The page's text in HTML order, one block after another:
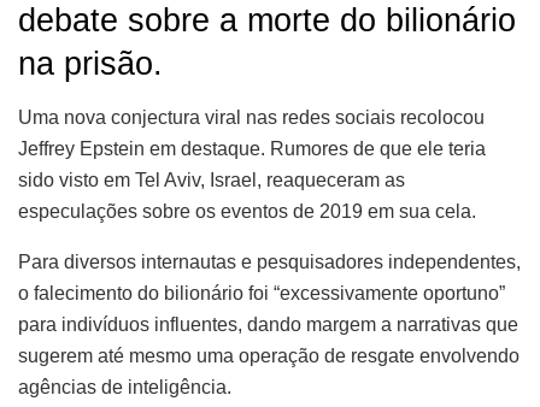
debate sobre a morte do bilionário
na prisão.
Uma nova conjectura viral nas redes sociais recolocou
Jeffrey Epstein em destaque. Rumores de que ele teria
sido visto em Tel Aviv, Israel, reaqueceram as
especulações sobre os eventos de 2019 em sua cela.
Para diversos internautas e pesquisadores independentes,
o falecimento do bilionário foi “excessivamente oportuno”
para indivíduos influentes, dando margem a narrativas que
sugerem até mesmo uma operação de resgate envolvendo
agências de inteligência.